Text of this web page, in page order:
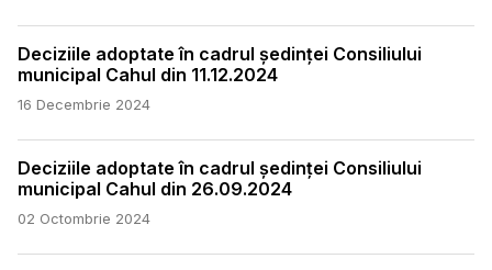
Deciziile adoptate în cadrul ședinței Consiliului
municipal Cahul din 11.12.2024
16 Decembrie 2024
Deciziile adoptate în cadrul ședinței Consiliului
municipal Cahul din 26.09.2024
02 Octombrie 2024